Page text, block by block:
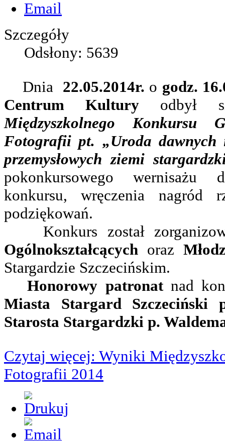
Szczegóły
Odsłony: 5639
Dnia 22.05.2014r. o godz.
Centrum Kultury odbył
Międzyszkolnego Konkursu
Fotografii pt. „Uroda dawnych i
przemysłowych ziemi
pokonkursowego wernisażu
konkursu, wręczenia nagród
podziękowań.
Konkurs został
Ogólnokształcących oraz
Stargardzie Szczecińskim.
Honorowy patronatnad
Miasta Stargard Szczeciński
Starosta Stargardzki p.
Czytaj więcej: Wyniki
Fotografii 2014